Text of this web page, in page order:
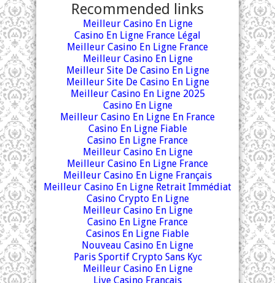
Recommended links
Meilleur Casino En Ligne
Casino En Ligne France Légal
Meilleur Casino En Ligne France
Meilleur Casino En Ligne
Meilleur Site De Casino En Ligne
Meilleur Site De Casino En Ligne
Meilleur Casino En Ligne 2025
Casino En Ligne
Meilleur Casino En Ligne En France
Casino En Ligne Fiable
Casino En Ligne France
Meilleur Casino En Ligne
Meilleur Casino En Ligne France
Meilleur Casino En Ligne Français
Meilleur Casino En Ligne Retrait Immédiat
Casino Crypto En Ligne
Meilleur Casino En Ligne
Casino En Ligne France
Casinos En Ligne Fiable
Nouveau Casino En Ligne
Paris Sportif Crypto Sans Kyc
Meilleur Casino En Ligne
Live Casino Francais